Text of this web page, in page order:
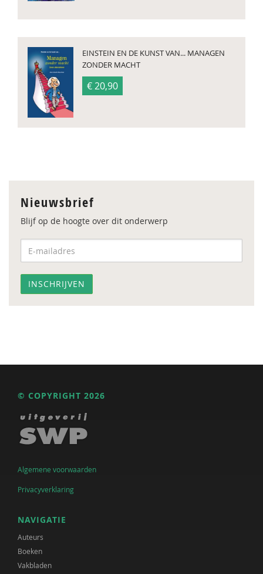
EINSTEIN EN DE KUNST VAN... MANAGEN
ZONDER MACHT
€ 20,90
Nieuwsbrief
Blijf op de hoogte over dit onderwerp
© COPYRIGHT 2026
Algemene voorwaarden
Privacyverklaring
NAVIGATIE
Auteurs
Boeken
Vakbladen